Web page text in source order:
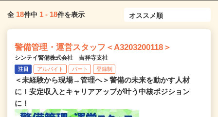
全 18件中 1 - 18件を表示
警備管理・運営スタッフ＜A3203200118＞
シンテイ警備株式会社 吉祥寺支社
注目 アルバイト パート 登録制
＜未経験から現場→管理へ＞警備の未来を動かす人材
に！安定収入とキャリアアップが叶う中核ポジション
に！